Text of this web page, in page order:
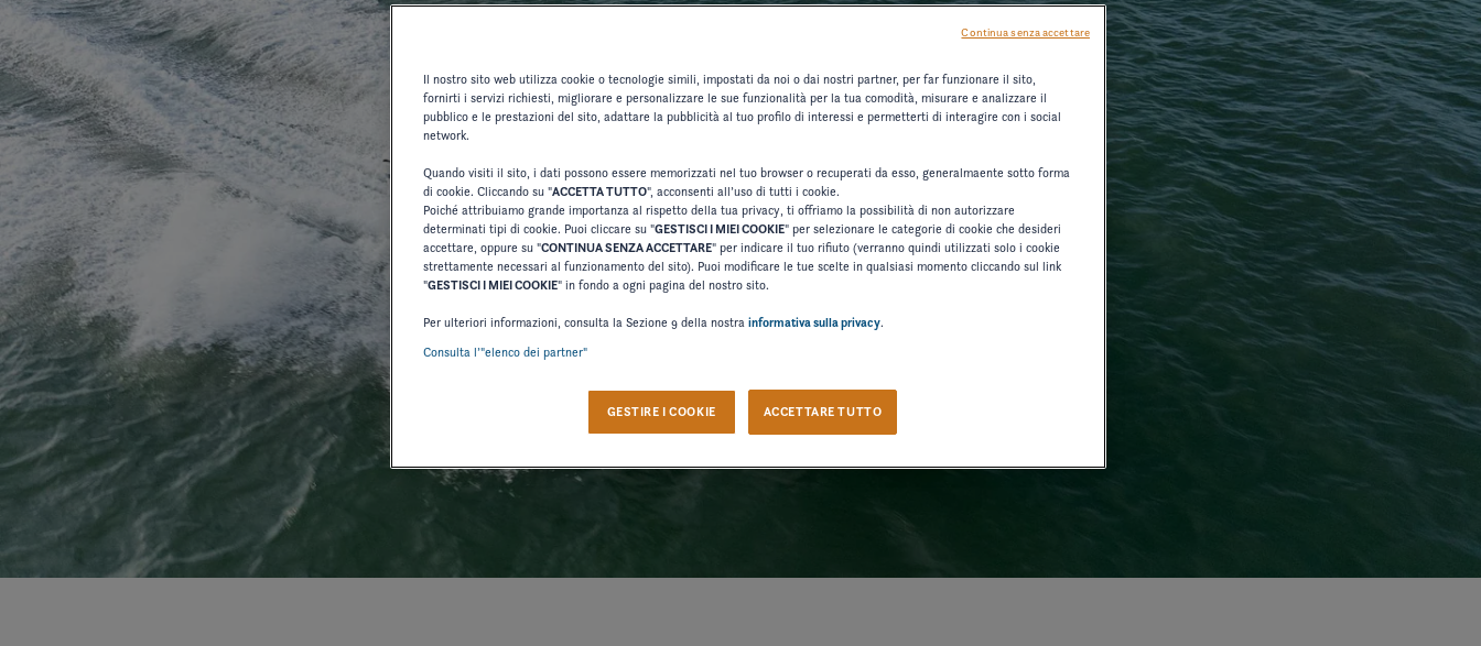
Il nostro sito web utilizza cookie o tecnologie simili, impostati da noi o dai nostri partner, per far funzionare il sito,
fornirti i servizi richiesti, migliorare e personalizzare le sue funzionalità per la tua comodità, misurare e analizzare il
pubblico e le prestazioni del sito, adattare la pubblicità al tuo profilo di interessi e permetterti di interagire con i social
network.
Quando visiti il sito, i dati possono essere memorizzati nel tuo browser o recuperati da esso, generalmaente sotto forma
di cookie. Cliccando su "ACCETTA TUTTO", acconsenti all’uso di tutti i cookie.
Poiché attribuiamo grande importanza al rispetto della tua privacy, ti offriamo la possibilità di non autorizzare
determinati tipi di cookie. Puoi cliccare su "GESTISCI I MIEI COOKIE" per selezionare le categorie di cookie che desideri
accettare, oppure su "CONTINUA SENZA ACCETTARE" per indicare il tuo rifiuto (verranno quindi utilizzati solo i cookie
strettamente necessari al funzionamento del sito). Puoi modificare le tue scelte in qualsiasi momento cliccando sul link
"GESTISCI I MIEI COOKIE" in fondo a ogni pagina del nostro sito.
Per ulteriori informazioni, consulta la Sezione 9 della nostra informativa sulla privacy.
Consulta l’"elenco dei partner"
GESTIRE I COOKIE ACCETTARE TUTTO
Continua senza accettare